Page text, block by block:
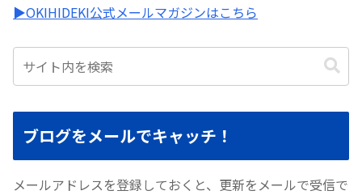
▶︎OKIHIDEKI公式メールマガジンはこちら
ブログをメールでキャッチ！
メールアドレスを登録しておくと、更新をメールで受信で